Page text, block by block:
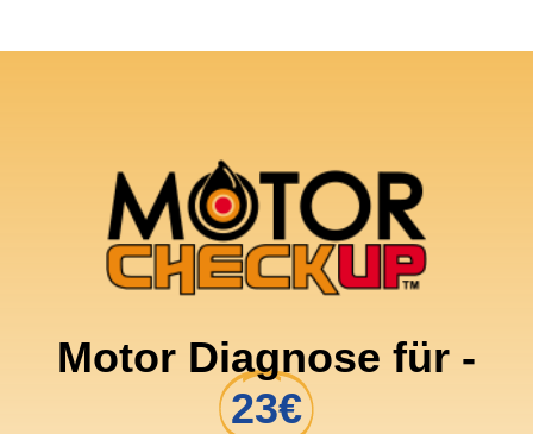
Motor Diagnose für -
23€